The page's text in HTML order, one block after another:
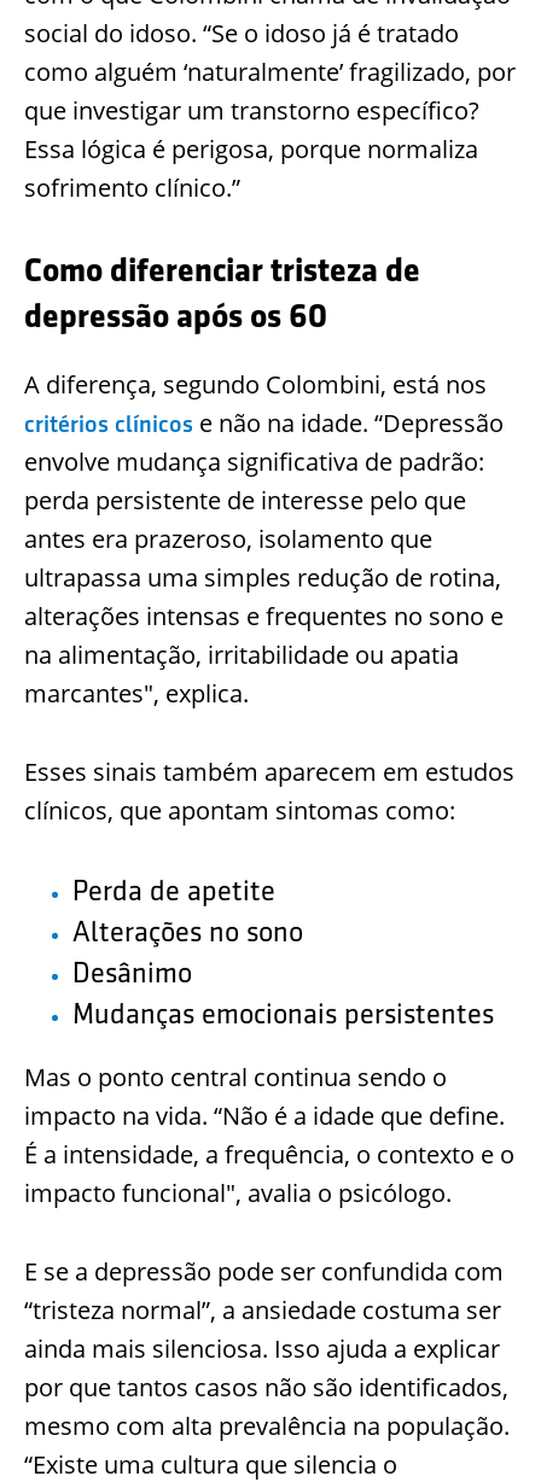
social do idoso. “Se o idoso já é tratado
como alguém ‘naturalmente’ fragilizado, por
que investigar um transtorno específico?
Essa lógica é perigosa, porque normaliza
sofrimento clínico.”
Como diferenciar tristeza de
depressão após os 60
A diferença, segundo Colombini, está nos
critérios clínicos e não na idade. “Depressão
envolve mudança significativa de padrão:
perda persistente de interesse pelo que
antes era prazeroso, isolamento que
ultrapassa uma simples redução de rotina,
alterações intensas e frequentes no sono e
na alimentação, irritabilidade ou apatia
marcantes", explica.
Esses sinais também aparecem em estudos
clínicos, que apontam sintomas como:
Perda de apetite
Alterações no sono
Desânimo
Mudanças emocionais persistentes
Mas o ponto central continua sendo o
impacto na vida. “Não é a idade que define.
É a intensidade, a frequência, o contexto e o
impacto funcional", avalia o psicólogo.
E se a depressão pode ser confundida com
“tristeza normal”, a ansiedade costuma ser
ainda mais silenciosa. Isso ajuda a explicar
por que tantos casos não são identificados,
mesmo com alta prevalência na população.
“Existe uma cultura que silencia o